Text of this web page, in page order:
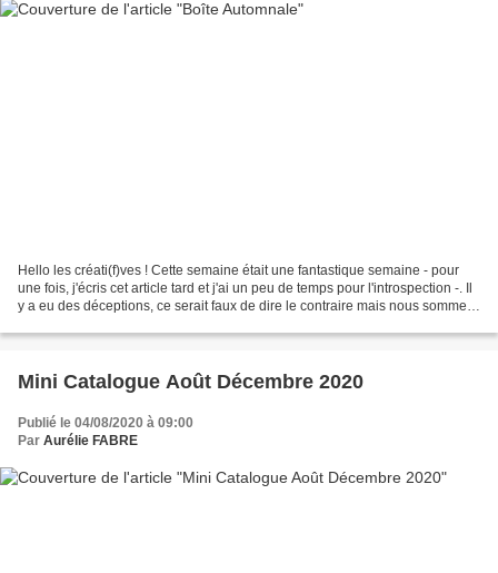
Hello les créati(f)ves ! Cette semaine était une fantastique semaine - pour
une fois, j'écris cet article tard et j'ai un peu de temps pour l'introspection -. Il
y a eu des déceptions, ce serait faux de dire le contraire mais nous sommes
Mini Catalogue Août Décembre 2020
Publié le 04/08/2020 à 09:00
Par Aurélie FABRE